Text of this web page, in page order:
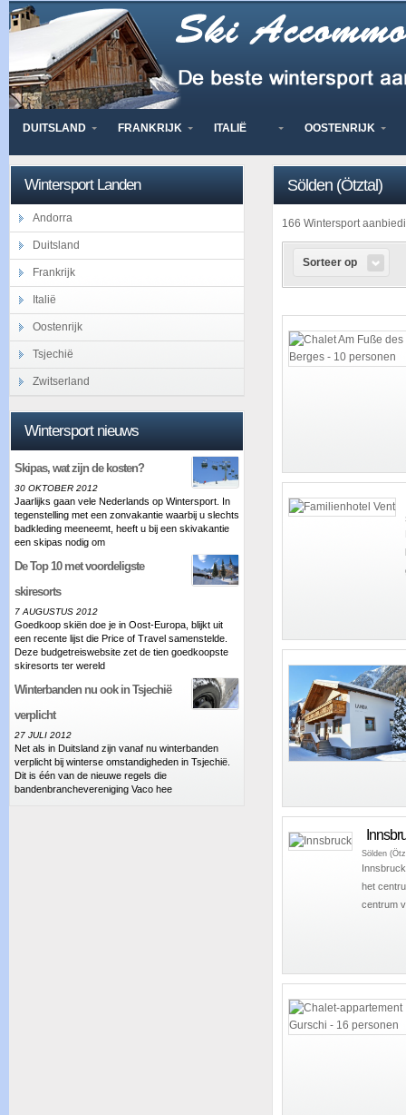
DUITSLAND FRANKRIJK ITALIË OOSTENRIJK
Wintersport Landen
Andorra
Duitsland
Frankrijk
Italië
Oostenrijk
Tsjechië
Zwitserland
Wintersport nieuws
Skipas, wat zijn de kosten?
30 OKTOBER 2012
Jaarlijks gaan vele Nederlands op Wintersport. In
tegenstelling met een zonvakantie waarbij u slechts
badkleding meeneemt, heeft u bij een skivakantie
een skipas nodig om
De Top 10 met voordeligste
skiresorts
7 AUGUSTUS 2012
Goedkoop skiën doe je in Oost-Europa, blijkt uit
een recente lijst die Price of Travel samenstelde.
Deze budgetreiswebsite zet de tien goedkoopste
skiresorts ter wereld
Winterbanden nu ook in Tsjechië
verplicht
27 JULI 2012
Net als in Duitsland zijn vanaf nu winterbanden
verplicht bij winterse omstandigheden in Tsjechië.
Dit is één van de nieuwe regels die
bandenbranchevereniging Vaco hee
Sölden (Ötztal)
166 Wintersport
Sorteer op
Sölden
het
centrum